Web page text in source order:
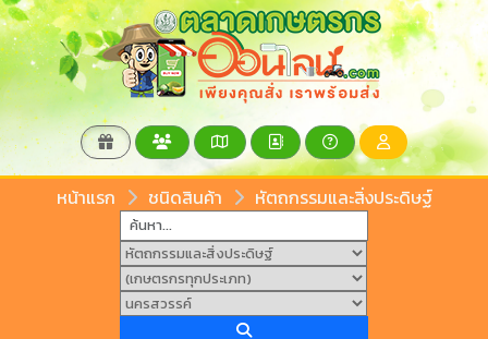
หน้าแรก ชนิดสินค้า หัตถกรรมและสิ่งประดิษฐ์